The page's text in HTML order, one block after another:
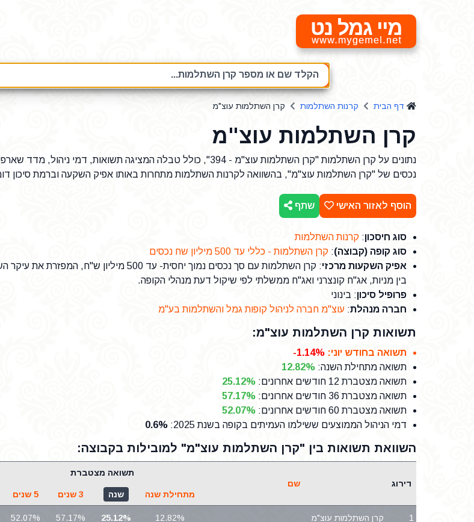
מיי גמל נט
הקלד שם או מספר קרן השתלמות...
דף הבית קרנות השתלמות קרן השתלמות עוצ"מ
קרן השתלמות עוצ"מ
נתונים על קרן השתלמות "קרן השתלמות עוצ"מ - 394", כולל טבלה המציגה תשואות, דמי ניהול, מדד
נכסים של "קרן השתלמות עוצ"מ", בהשוואה לקרנות השתלמות מתחרות באותו אפיק השקעה וברמת סיכון
הוסף לאזור האישי שתף
סוג חיסכון: קרנות השתלמות
סוג קופה (קבוצה): קרן השתלמות - כללי עד 500 מיליון שח נכסים
אפיק השקעות מרכזי
: קרן השתלמות עם סך נכסים נמוך יחסית- עד 500 מיליון ש"ח, המפזרת
בין מניות, אג"ח קונצרני ואג"ח ממשלתי לפי שיקול דעת מנהלי הקופה.
פרופיל סיכון: בינוני
חברה מנהלת: עוצ"מ חברה לניהול קופות גמל והשתלמות בע"מ
תשואות קרן השתלמות עוצ"מ:
תשואה בחודש יוני:
-1.14%
תשואה מתחילת השנה:
12.82%
תשואה מצטברת 12 חודשים אחרונים
:
25.12%
תשואה מצטברת 36 חודשים אחרונים
:
57.17%
תשואה מצטברת 60 חודשים אחרונים
:
52.07%
דמי הניהול הממוצעים ששילמו העמיתים בקופה בשנת 2025
:
0.6%
השוואת תשואות בין "קרן השתלמות עוצ"מ" למובילות בקבוצה:
דירוג שם
תשואה מצטברת
מתחילת שנה שנה 3 שנים 5 שנים
1 קרן השתלמות עוצ"מ 12.82%
25.12%
57.17%
52.07%